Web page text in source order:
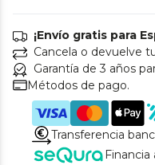
¡Envío gratis para
Cancela o devuelve
Garantía de 3 años
Métodos de pago.
Transferencia
Financia